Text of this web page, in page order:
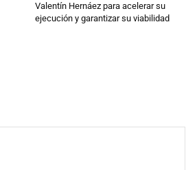
Valentín Hernáez para acelerar su
ejecución y garantizar su viabilidad